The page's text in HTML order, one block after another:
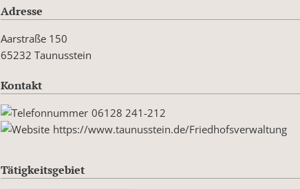
Adresse
Aarstraße 150
65232 Taunusstein
Kontakt
06128 241-212
https://www.taunusstein.de/Friedhofsverwaltung
Tätigkeitsgebiet